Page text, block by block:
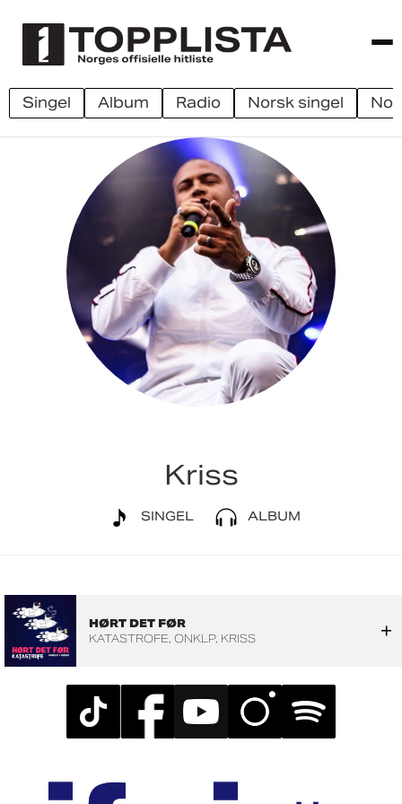
singel album radio norsk singel
Kriss
SINGEL ALBUM
HØRT DET FØR
KATASTROFE ONKLP KRISS